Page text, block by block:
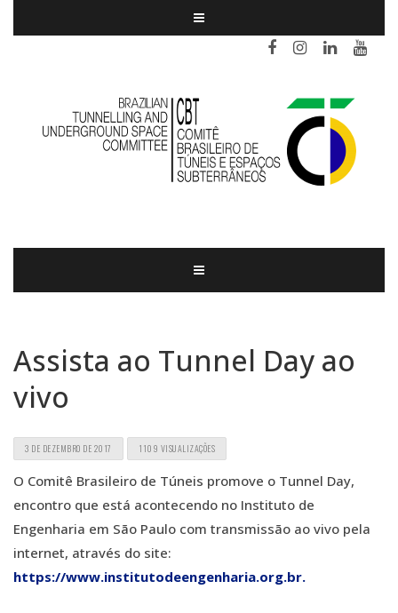
Assista ao Tunnel Day ao
vivo
3 DE DEZEMBRO DE 2017 1109 VISUALIZAÇÕES
O Comitê Brasileiro de Túneis promove o Tunnel Day,
encontro que está acontecendo no Instituto de
Engenharia em São Paulo com transmissão ao vivo pela
internet, através do site:
https://www.institutodeengenharia.org.br.